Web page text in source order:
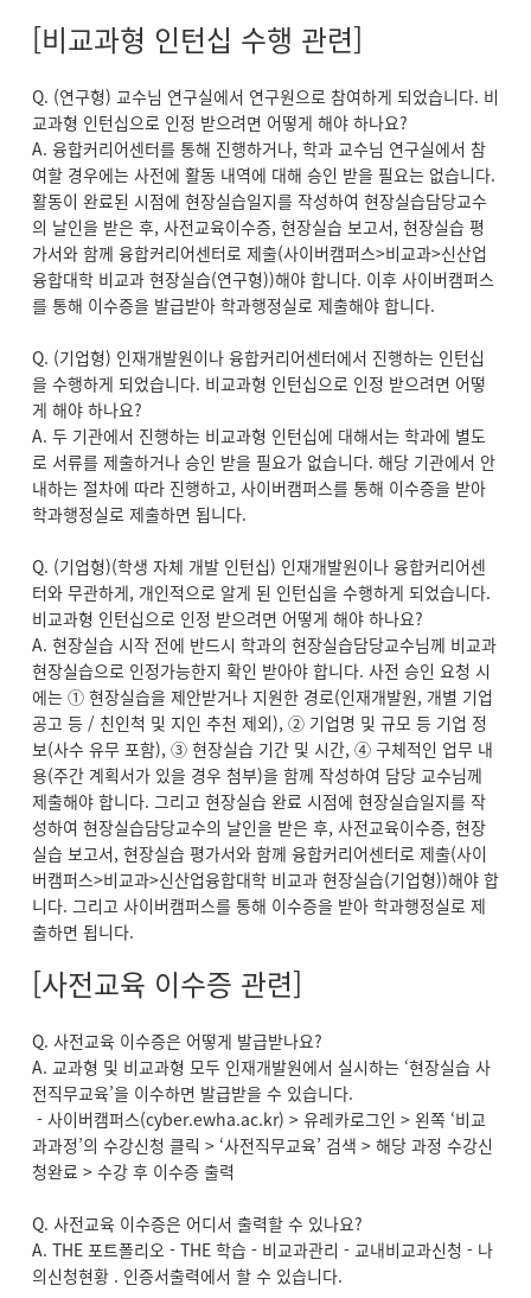
[비교과형 인턴십 수행 관련]
Q. (연구형) 교수님 연구실에서 연구원으로 참여하게 되었습니다. 비
교과형 인턴십으로 인정 받으려면 어떻게 해야 하나요?
A. 융합커리어센터를 통해 진행하거나, 학과 교수님 연구실에서 참
여할 경우에는 사전에 활동 내역에 대해 승인 받을 필요는 없습니다.
활동이 완료된 시점에 현장실습일지를 작성하여 현장실습담당교수
의 날인을 받은 후, 사전교육이수증, 현장실습 보고서, 현장실습 평
가서와 함께 융합커리어센터로 제출(사이버캠퍼스>비교과>신산업
융합대학 비교과 현장실습(연구형))해야 합니다. 이후 사이버캠퍼스
를 통해 이수증을 발급받아 학과행정실로 제출해야 합니다.
Q. (기업형) 인재개발원이나 융합커리어센터에서 진행하는 인턴십
을 수행하게 되었습니다. 비교과형 인턴십으로 인정 받으려면 어떻
게 해야 하나요?
A. 두 기관에서 진행하는 비교과형 인턴십에 대해서는 학과에 별도
로 서류를 제출하거나 승인 받을 필요가 없습니다. 해당 기관에서 안
내하는 절차에 따라 진행하고, 사이버캠퍼스를 통해 이수증을 받아
학과행정실로 제출하면 됩니다.
Q. (기업형)(학생 자체 개발 인턴십) 인재개발원이나 융합커리어센
터와 무관하게, 개인적으로 알게 된 인턴십을 수행하게 되었습니다.
비교과형 인턴십으로 인정 받으려면 어떻게 해야 하나요?
A. 현장실습 시작 전에 반드시 학과의 현장실습담당교수님께 비교과
현장실습으로 인정가능한지 확인 받아야 합니다. 사전 승인 요청 시
에는 ① 현장실습을 제안받거나 지원한 경로(인재개발원, 개별 기업
공고 등 / 친인척 및 지인 추천 제외), ② 기업명 및 규모 등 기업 정
보(사수 유무 포함), ③ 현장실습 기간 및 시간, ④ 구체적인 업무 내
용(주간 계획서가 있을 경우 첨부)을 함께 작성하여 담당 교수님께
제출해야 합니다. 그리고 현장실습 완료 시점에 현장실습일지를 작
성하여 현장실습담당교수의 날인을 받은 후, 사전교육이수증, 현장
실습 보고서, 현장실습 평가서와 함께 융합커리어센터로 제출(사이
버캠퍼스>비교과>신산업융합대학 비교과 현장실습(기업형))해야 합
니다. 그리고 사이버캠퍼스를 통해 이수증을 받아 학과행정실로 제
출하면 됩니다.
[사전교육 이수증 관련]
Q. 사전교육 이수증은 어떻게 발급받나요?
A. 교과형 및 비교과형 모두 인재개발원에서 실시하는 ‘현장실습 사
전직무교육’을 이수하면 발급받을 수 있습니다.
- 사이버캠퍼스(cyber.ewha.ac.kr) > 유레카로그인 > 왼쪽 ‘비교
과과정’의 수강신청 클릭 > ‘사전직무교육’ 검색 > 해당 과정 수강신
청완료 > 수강 후 이수증 출력
Q. 사전교육 이수증은 어디서 출력할 수 있나요?
A. THE 포트폴리오 - THE 학습 - 비교과관리 - 교내비교과신청 - 나
의신청현황 . 인증서출력에서 할 수 있습니다.